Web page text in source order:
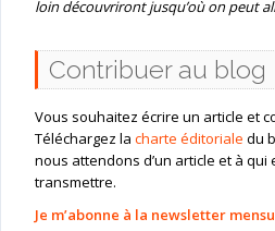
loin découvriront jusqu’où on peut
Contribuer au blog
Vous souhaitez écrire un article et
Téléchargez la charte éditoriale du
nous attendons d’un article et à qui
transmettre.
Je m’abonne à la newsletter